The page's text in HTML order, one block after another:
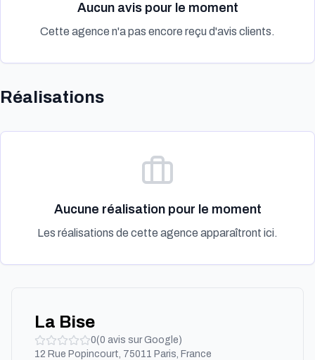
Aucun avis pour le moment
Cette agence n'a pas encore reçu d'avis clients.
Réalisations
Aucune réalisation pour le moment
Les réalisations de cette agence apparaîtront ici.
La Bise
0(0 avis sur Google)
12 Rue Popincourt, 75011 Paris, France